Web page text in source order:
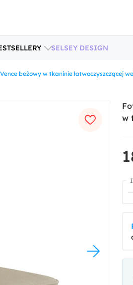
SELSEY DESIGN
beżowy w tkaninie łatwoczyszczącej
w